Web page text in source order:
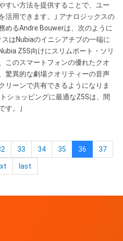
すい方法を提供することで、ユー
活用できます。｣ アナロジックスの
めるAndre Bouwerは、次のように
はNubiaのイニシアチブの一端に
Z5S向けにスリムポート・ソリ
このスマートフォンの優れたクオ
驚異的な劇場クオリティーの音声
リーンで共有できるようになりま
ショッピングに最適なZ5Sは、間
す。｣
33 34 35 36 37
last